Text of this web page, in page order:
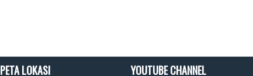
PETA LOKASI YOUTUBE CHANNEL